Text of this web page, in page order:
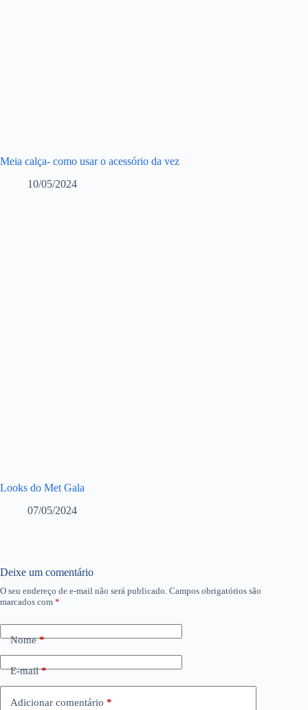
Meia calça- como usar o acessório da vez
10/05/2024
Looks do Met Gala
07/05/2024
Deixe um comentário
O seu endereço de e-mail não será publicado. Campos obrigatórios são
marcados com *
Nome*
E-mail*
Adicionar comentário *